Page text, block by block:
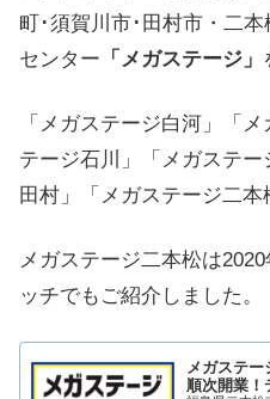
町･須賀川市･田村市・二
センター 「メガステージ」
「メガステージ白河」「
テージ石川」「メガステ
田村」「メガステージ二本
メガステージ二本松は
ッチでもご紹介しました。
メガステー
順次開業！